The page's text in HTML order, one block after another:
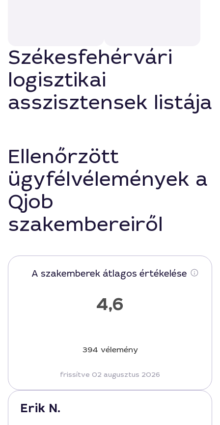
Székesfehérvári
logisztikai
asszisztensek listája
Ellenőrzött
ügyfélvélemények a
Qjob
szakembereiről
A szakemberek átlagos értékelése
4,6
394 vélemény
frissítve 02 augusztus 2026
Erik N.